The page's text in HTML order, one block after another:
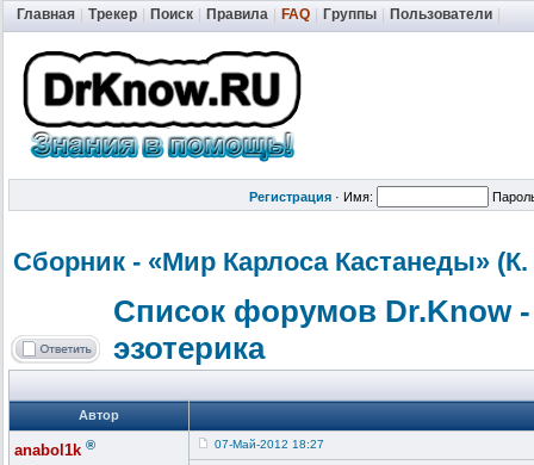
Главная Трекер Поиск Правила FAQ Группы Пользователи
Регистрация · Имя:
Сборник - «Мир Карлоса Кастанеды»
Список форумов Dr.Know
эзотерика
Автор
anabol1k ® 07-Май-2012 18:27